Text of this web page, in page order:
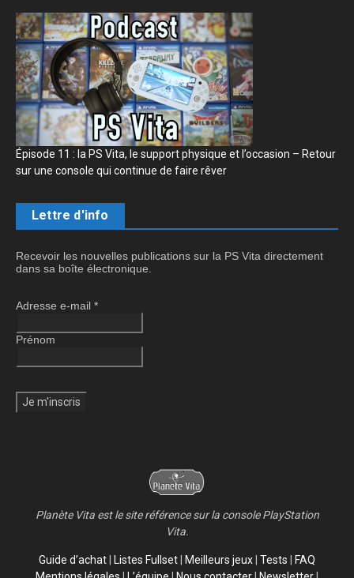
Épisode 11 : la PS Vita, le support physique et l’occasion – Retour
sur une console qui continue de faire rêver
Lettre d'info
Recevoir les nouvelles publications sur la PS Vita directement
dans sa boîte électronique.
Adresse e-mail *
Prénom
Planète Vita est le site référence sur la console PlayStation
Vita.
Guide d’achat Listes Fullset Meilleurs jeux Tests
FAQ